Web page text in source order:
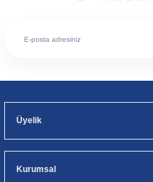
Üyelik
Kurumsal